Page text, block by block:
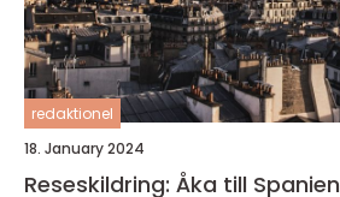
redaktionel
18. January 2024
Reseskildring: Åka till Spanien